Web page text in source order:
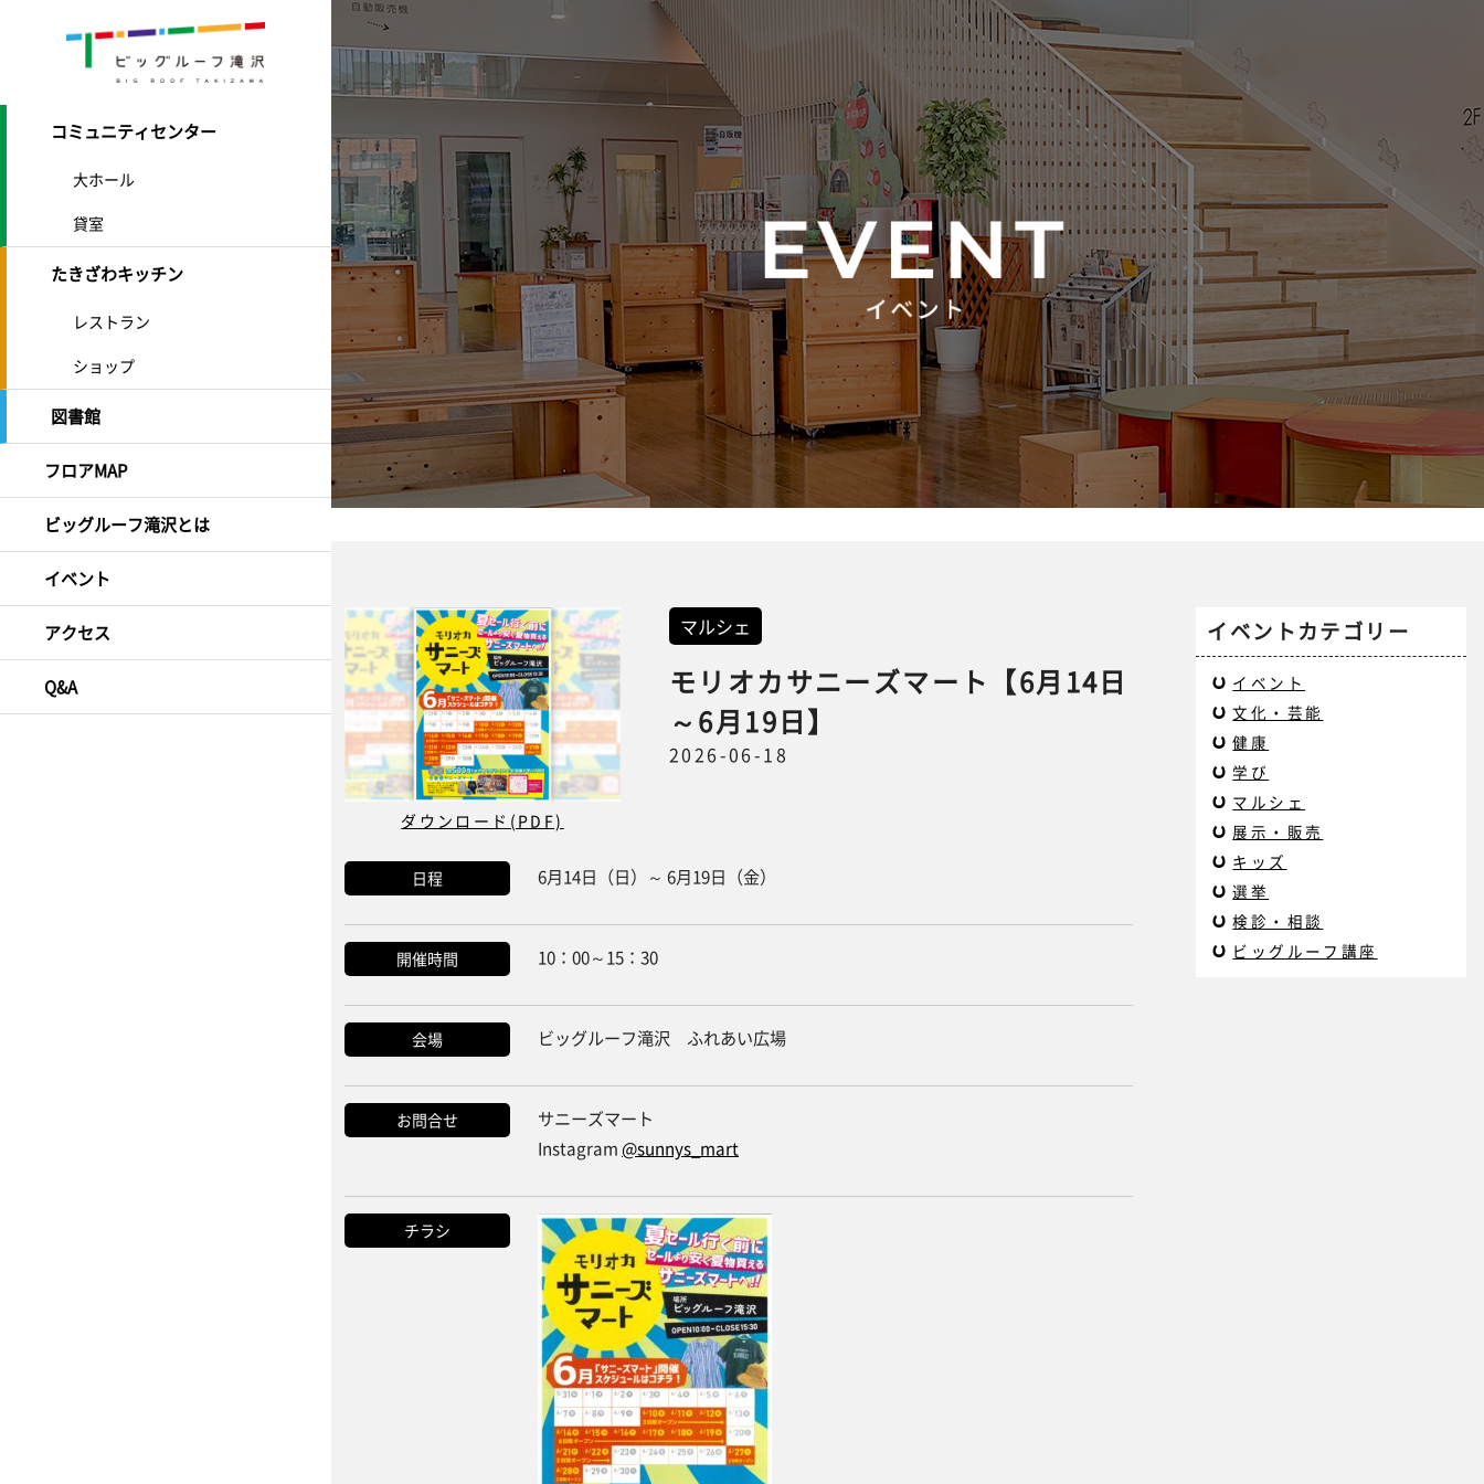
コミュニティセンター
大ホール
貸室
たきざわキッチン
レストラン
ショップ
図書館
フロアMAP
ビッグルーフ滝沢とは
イベント
アクセス
Q&A
ダウンロード(PDF)
マルシェ
モリオカサニーズマート【6月14日
～6月19日】
2026-06-18
日程 6月14日（日）～ 6月19日（金）
開催時間 10：00～15：30
会場 ビッグルーフ滝沢 ふれあい広場
お問合せ
サニーズマート
Instagram@sunnys_mart
チラシ
イベントカテゴリー
イベント
文化・芸能
健康
学び
マルシェ
展示・販売
キッズ
選挙
検診・相談
ビッグルーフ講座